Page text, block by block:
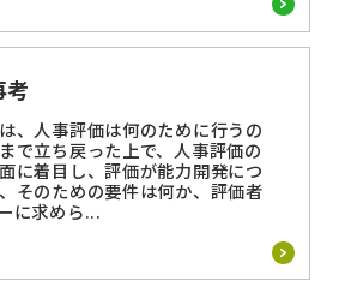
考
、人事評価は何のために行うの
で立ち戻った上で、人事評価の
に着目し、評価が能力開発につ
そのための要件は何か、評価者
に求めら...